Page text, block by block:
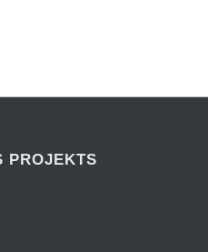
PROJEKTS